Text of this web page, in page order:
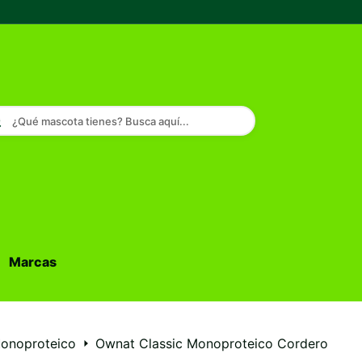
¿Qué mascota tienes? Busca aquí...
Marcas
Ownat Classic Monoproteico Cordero